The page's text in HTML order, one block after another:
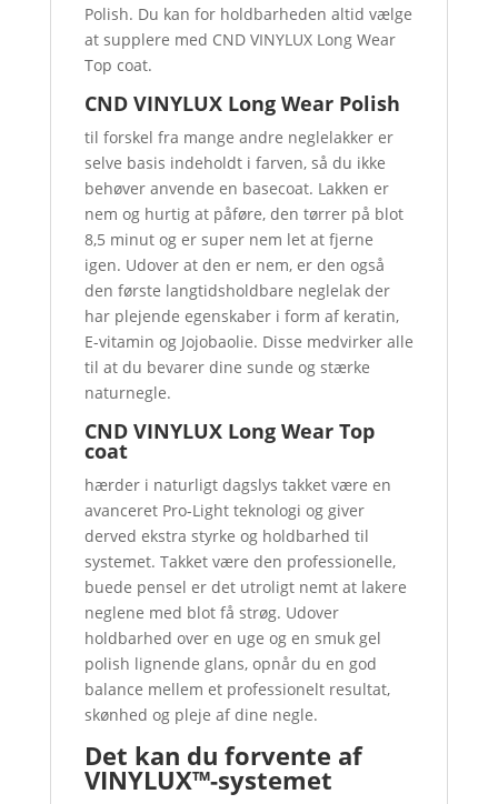
Polish. Du kan for holdbarheden altid vælge
at supplere med CND VINYLUX Long Wear
Top coat.
CND VINYLUX Long Wear Polish
til forskel fra mange andre neglelakker er
selve basis indeholdt i farven, så du ikke
behøver anvende en basecoat. Lakken er
nem og hurtig at påføre, den tørrer på blot
8,5 minut og er super nem let at fjerne
igen. Udover at den er nem, er den også
den første langtidsholdbare neglelak der
har plejende egenskaber i form af keratin,
E-vitamin og Jojobaolie. Disse medvirker alle
til at du bevarer dine sunde og stærke
naturnegle.
CND VINYLUX Long Wear Top
coat
hærder i naturligt dagslys takket være en
avanceret Pro-Light teknologi og giver
derved ekstra styrke og holdbarhed til
systemet. Takket være den professionelle,
buede pensel er det utroligt nemt at lakere
neglene med blot få strøg. Udover
holdbarhed over en uge og en smuk gel
polish lignende glans, opnår du en god
balance mellem et professionelt resultat,
skønhed og pleje af dine negle.
Det kan du forvente af
VINYLUX™-systemet